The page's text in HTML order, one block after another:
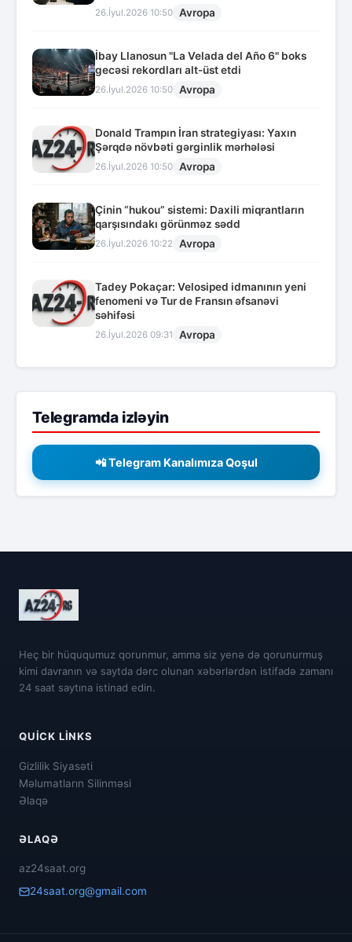
26.İyul.2026 10:50 Avropa
İbay Llanosun "La Velada del Año 6" boks
gecəsi rekordları alt-üst etdi
26.İyul.2026 10:50 Avropa
Donald Trampın İran strategiyası: Yaxın
Şərqdə növbəti gərginlik mərhələsi
26.İyul.2026 10:50 Avropa
Çinin “hukou” sistemi: Daxili miqrantların
qarşısındakı görünməz sədd
26.İyul.2026 10:22 Avropa
Tadey Pokaçar: Velosiped idmanının yeni
fenomeni və Tur de Fransın əfsanəvi
səhifəsi
26.İyul.2026 09:31 Avropa
Telegramda izləyin
📲 Telegram Kanalımıza Qoşul
Heç bir hüququmuz qorunmur, amma siz yenə də qorunurmuş
kimi davranın və saytda dərc olunan xəbərlərdən istifadə zamanı
24 saat saytına istinad edin.
QUICK LINKS
Gizlilik Siyasəti
Məlumatların Silinməsi
Əlaqə
ƏLAQƏ
az24saat.org
24saat.org@gmail.com